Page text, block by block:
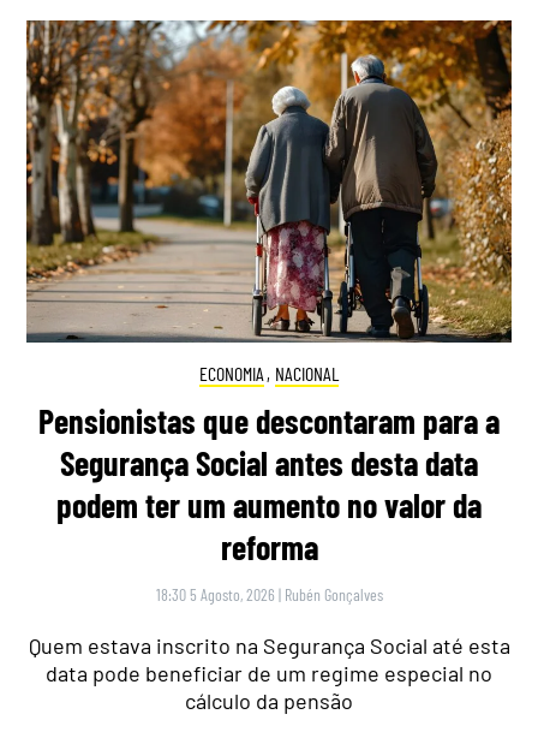
ECONOMIA , NACIONAL
Pensionistas que descontaram para a
Segurança Social antes desta data
podem ter um aumento no valor da
reforma
18:30 5 Agosto, 2026 | Rubén Gonçalves
Quem estava inscrito na Segurança Social até esta
data pode beneficiar de um regime especial no
cálculo da pensão